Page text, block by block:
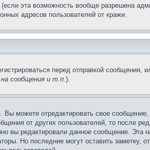
эта возможность вообще разрешена
адресов пользователей от кражи.
перед отправкой сообщения,
сообщения и т.п.).
можете отредактировать свое сообщение,
от других пользователей, то после
вы редактировали данное сообщение. Эта
Но последние могут оставить заметку,